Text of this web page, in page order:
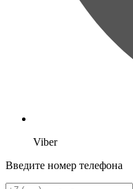
Viber
Введите номер телефона